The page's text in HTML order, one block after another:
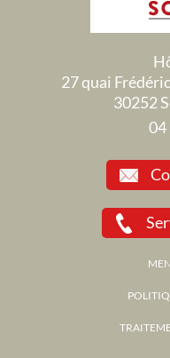
27 quai
30252
04